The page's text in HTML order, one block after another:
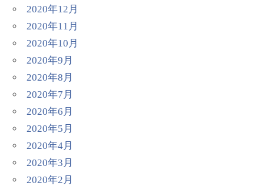
2020年12月
2020年11月
2020年10月
2020年9月
2020年8月
2020年7月
2020年6月
2020年5月
2020年4月
2020年3月
2020年2月